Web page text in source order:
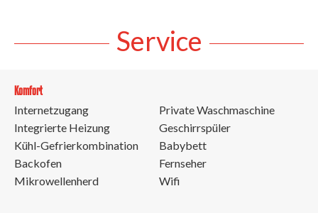
Service
Komfort
Internetzugang
Integrierte Heizung
Kühl-Gefrierkombination
Backofen
Mikrowellenherd
Private Waschmaschine
Geschirrspüler
Babybett
Fernseher
Wifi